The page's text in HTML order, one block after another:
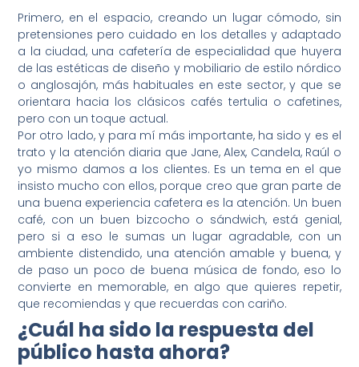
Primero, en el espacio, creando un lugar cómodo, sin
pretensiones pero cuidado en los detalles y adaptado
a la ciudad, una cafetería de especialidad que huyera
de las estéticas de diseño y mobiliario de estilo nórdico
o anglosajón, más habituales en este sector, y que se
orientara hacia los clásicos cafés tertulia o cafetines,
pero con un toque actual.
Por otro lado, y para mí más importante, ha sido y es el
trato y la atención diaria que Jane, Alex, Candela, Raúl o
yo mismo damos a los clientes. Es un tema en el que
insisto mucho con ellos, porque creo que gran parte de
una buena experiencia cafetera es la atención. Un buen
café, con un buen bizcocho o sándwich, está genial,
pero si a eso le sumas un lugar agradable, con un
ambiente distendido, una atención amable y buena, y
de paso un poco de buena música de fondo, eso lo
convierte en memorable, en algo que quieres repetir,
que recomiendas y que recuerdas con cariño.
¿Cuál ha sido la respuesta del
público hasta ahora?